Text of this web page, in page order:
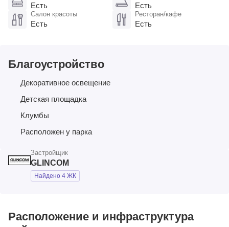
Есть Есть
Салон красоты
Есть
Ресторан/кафе
Есть
Благоустройство
Декоративное освещение
Детская площадка
Клумбы
Расположен у парка
Застройщик
GLINCOM
Найдено 4 ЖК
Расположение и инфраструктура